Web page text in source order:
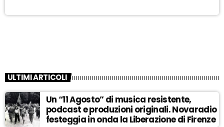
ULTIMI ARTICOLI
Un “11 Agosto” di musica resistente,
podcast e produzioni originali. Novaradio
festeggia in onda la Liberazione di Firenze